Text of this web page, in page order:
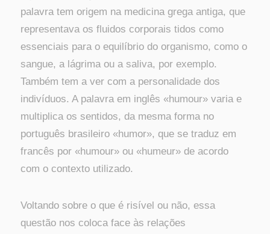
palavra tem origem na medicina grega antiga, que
representava os fluidos corporais tidos como
essenciais para o equilíbrio do organismo, como o
sangue, a lágrima ou a saliva, por exemplo.
Também tem a ver com a personalidade dos
indivíduos. A palavra em inglês «humour» varia e
multiplica os sentidos, da mesma forma no
português brasileiro «humor», que se traduz em
francês por «humour» ou «humeur» de acordo
com o contexto utilizado.
Voltando sobre o que é risível ou não, essa
questão nos coloca face às relações